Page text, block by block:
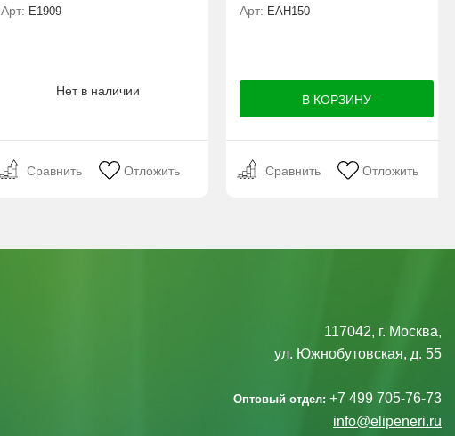
Арт: E1909
Нет в наличии
Сравнить Отложить
Арт: ЕАН150
Сравнить Отложить
117042, г. Москва,
ул. Южнобутовская, д. 55
Оптовый отдел: +7 499 705-76-73
info@elipeneri.ru